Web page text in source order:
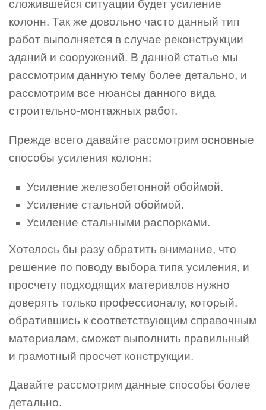
сложившейся ситуации будет усиление
колонн. Так же довольно часто данный тип
работ выполняется в случае реконструкции
зданий и сооружений. В данной статье мы
рассмотрим данную тему более детально, и
рассмотрим все нюансы данного вида
строительно-монтажных работ.
Прежде всего давайте рассмотрим основные
способы усиления колонн:
Усиление железобетонной обоймой.
Усиление стальной обоймой.
Усиление стальными распорками.
Хотелось бы разу обратить внимание, что
решение по поводу выбора типа усиления, и
просчету подходящих материалов нужно
доверять только профессионалу, который,
обратившись к соответствующим справочным
материалам, сможет выполнить правильный
и грамотный просчет конструкции.
Давайте рассмотрим данные способы более
детально.